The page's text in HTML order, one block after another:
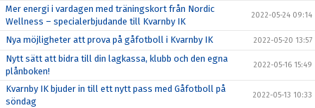
Mer energi i vardagen med träningskort från Nordic
Wellness – specialerbjudande till Kvarnby IK
2022-05-24 09:14
Nya möjligheter att prova på gåfotboll i Kvarnby IK 2022-05-20 13:57
Nytt sätt att bidra till din lagkassa, klubb och den egna
plånboken!
2022-05-16 15:49
Kvarnby IK bjuder in till ett nytt pass med Gåfotboll på
söndag
2022-05-13 10:33